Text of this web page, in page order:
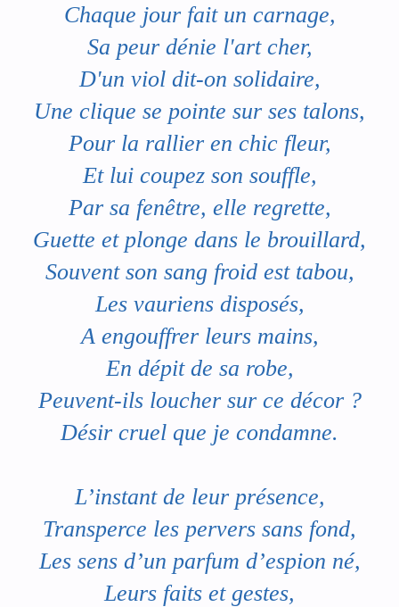
Chaque jour fait un carnage,
Sa peur dénie l'art cher,
D'un viol dit-on solidaire,
Une clique se pointe sur ses talons,
Pour la rallier en chic fleur,
Et lui coupez son souffle,
Par sa fenêtre, elle regrette,
Guette et plonge dans le brouillard,
Souvent son sang froid est tabou,
Les vauriens disposés,
A engouffrer leurs mains,
En dépit de sa robe,
Peuvent-ils loucher sur ce décor ?
Désir cruel que je condamne.
L’instant de leur présence,
Transperce les pervers sans fond,
Les sens d’un parfum d’espion né,
Leurs faits et gestes,